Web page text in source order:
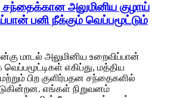
சந்தைக்கான அலுமினிய குழாய்
பனி நீக்கும் வெப்பமூட்டும்
மாடல் அலுமினிய உறைவிப்பான்
எகிப்து, மத்திய
பிற குளிர்பதன சந்தைகளில்
எங்கள் நிறுவனம்